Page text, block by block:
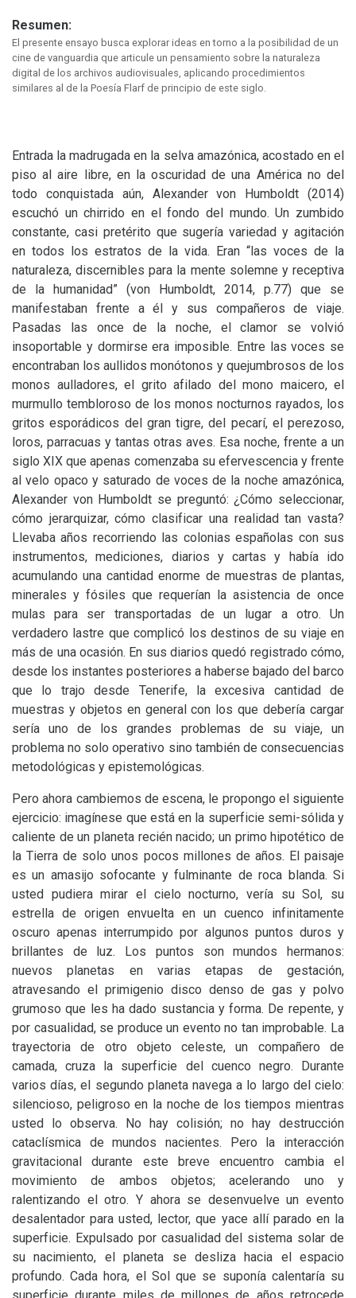
Resumen:
El presente ensayo busca explorar ideas en torno a la posibilidad de un
cine de vanguardia que articule un pensamiento sobre la naturaleza
digital de los archivos audiovisuales, aplicando procedimientos
similares al de la Poesía Flarf de principio de este siglo.
Entrada la madrugada en la selva amazónica, acostado en el
piso al aire libre, en la oscuridad de una América no del
todo conquistada aún, Alexander von Humboldt (2014)
escuchó un chirrido en el fondo del mundo. Un zumbido
constante, casi pretérito que sugería variedad y agitación
en todos los estratos de la vida. Eran “las voces de la
naturaleza, discernibles para la mente solemne y receptiva
de la humanidad” (von Humboldt, 2014, p.77) que se
manifestaban frente a él y sus compañeros de viaje.
Pasadas las once de la noche, el clamor se volvió
insoportable y dormirse era imposible. Entre las voces se
encontraban los aullidos monótonos y quejumbrosos de los
monos aulladores, el grito afilado del mono maicero, el
murmullo tembloroso de los monos nocturnos rayados, los
gritos esporádicos del gran tigre, del pecarí, el perezoso,
loros, parracuas y tantas otras aves. Esa noche, frente a un
sigloXIX que apenas comenzaba su efervescencia y frente
al velo opaco y saturado de voces de la noche amazónica,
Alexander von Humboldt se preguntó: ¿Cómo seleccionar,
cómo jerarquizar, cómo clasificar una realidad tan vasta?
Llevaba años recorriendo las colonias españolas con sus
instrumentos, mediciones, diarios y cartas y había ido
acumulando una cantidad enorme de muestras de plantas,
minerales y fósiles que requerían la asistencia de once
mulas para ser transportadas de un lugar a otro. Un
verdadero lastre que complicó los destinos de su viaje en
más de una ocasión. En sus diarios quedó registrado cómo,
desde los instantes posteriores a haberse bajado del barco
que lo trajo desde Tenerife, la excesiva cantidad de
muestras y objetos en general con los que debería cargar
sería uno de los grandes problemas de su viaje, un
problema no solo operativo sino también de consecuencias
metodológicas y epistemológicas.
Pero ahora cambiemos de escena, le propongo el siguiente
ejercicio: imagínese que está en la superficie semi-sólida y
caliente de un planeta recién nacido; un primo hipotético de
la Tierra de solo unos pocos millones de años. El paisaje
es un amasijo sofocante y fulminante de roca blanda. Si
usted pudiera mirar el cielo nocturno, vería su Sol, su
estrella de origen envuelta en un cuenco infinitamente
oscuro apenas interrumpido por algunos puntos duros y
brillantes de luz. Los puntos son mundos hermanos:
nuevos planetas en varias etapas de gestación,
atravesando el primigenio disco denso de gas y polvo
grumoso que les ha dado sustancia y forma. De repente, y
por casualidad, se produce un evento no tan improbable. La
trayectoria de otro objeto celeste, un compañero de
camada, cruza la superficie del cuenco negro. Durante
varios días, el segundo planeta navega a lo largo del cielo:
silencioso, peligroso en la noche de los tiempos mientras
usted lo observa. No hay colisión; no hay destrucción
cataclísmica de mundos nacientes. Pero la interacción
gravitacional durante este breve encuentro cambia el
movimiento de ambos objetos; acelerando uno y
ralentizando el otro. Y ahora se desenvuelve un evento
desalentador para usted, lector, que yace allí parado en la
superficie. Expulsado por casualidad del sistema solar de
su nacimiento, el planeta se desliza hacia el espacio
profundo. Cada hora, el Sol que se suponía calentaría su